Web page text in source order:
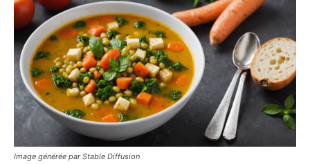
Image générée par Stable Diffusion